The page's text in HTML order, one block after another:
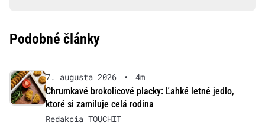
Podobné články
7. augusta 2026 •
4m
Chrumkavé brokolicové placky: Ľahké letné jedlo,
ktoré si zamiluje celá rodina
Redakcia TOUCHIT